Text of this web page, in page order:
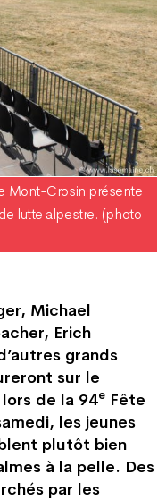
Mont-Crosin présente
lutte alpestre. (photo
Michael
Erich
grands
sur le
de la 94e Fête
les jeunes
plutôt bien
à la pelle. Des
par les